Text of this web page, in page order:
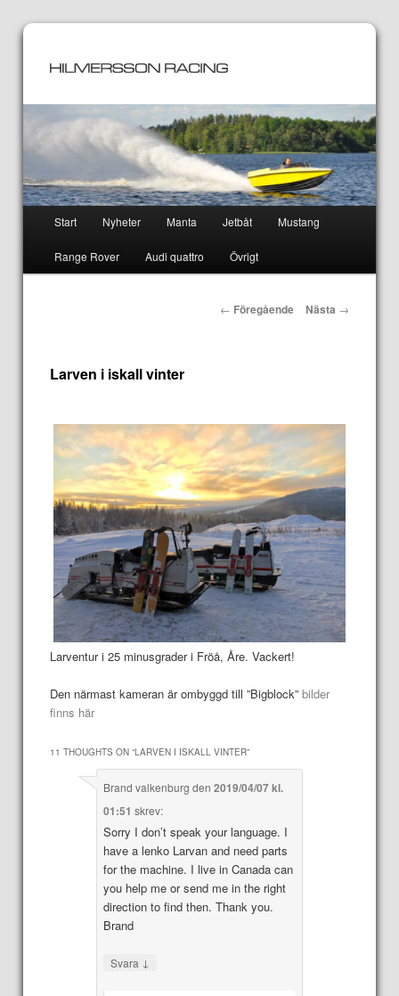
Hoppa
till
Hoppa
till
Start Nyheter Manta Jetbåt Mustang
Range Rover Audi quattro Övrigt
Inläggsnavigering
← Föregående Nästa →
Larven i iskall vinter
Larventur i 25 minusgrader i Fröå, Åre. Vackert!
Den närmast kameran är ombyggd till ”Bigblock”bilder
finns här
11 THOUGHTS ON “LARVEN I ISKALL VINTER”
Brand valkenburg den 2019/04/07 kl.
01:51 skrev:
Sorry I don’t speak your language. I
have a lenko Larvan and need parts
for the machine. I live in Canada can
you help me or send me in the right
direction to find then. Thank you.
Brand
Svara ↓